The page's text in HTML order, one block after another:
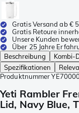
Gratis Versand ab €
Gratis Retoure
Unsere Kunden
Über 25 Jahre
Beschreibung
Kombi-
Spezifikationen
Produktnummer
Yeti Rambler
Lid, Navy Blue,